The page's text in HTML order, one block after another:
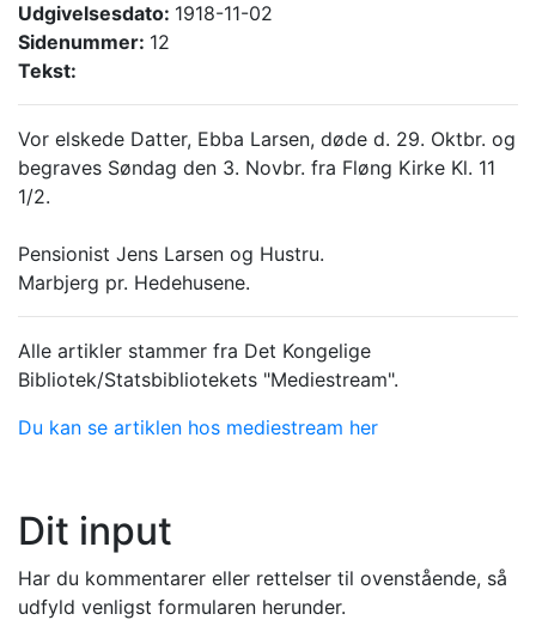
Udgivelsesdato: 1918-11-02
Sidenummer: 12
Tekst:
Vor elskede Datter, Ebba Larsen, døde d. 29. Oktbr. og
begraves Søndag den 3. Novbr. fra Fløng Kirke Kl. 11
1/2.
Pensionist Jens Larsen og Hustru.
Marbjerg pr. Hedehusene.
Alle artikler stammer fra Det Kongelige
Bibliotek/Statsbibliotekets "Mediestream".
Du kan se artiklen hos mediestream her
Dit input
Har du kommentarer eller rettelser til ovenstående, så
udfyld venligst formularen herunder.